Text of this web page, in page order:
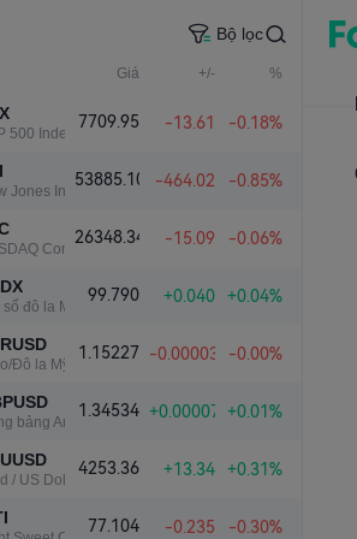
Bộ lọc
Giá +/- %
500 Index
7709.95 -13.61 -0.18%
Jones Industrial Average
53885.10 -464.02 -0.85%
Composite Index
26348.34 -15.09 -0.06%
đô la Mỹ
99.790 +0.040 +0.04%
Đô la Mỹ
1.15227 -0.00003 -0.00%
bảng Anh/Đô la Mỹ
1.34534 +0.00007 +0.01%
/ US Dollar
4253.36 +13.34 +0.31%
77.104 -0.235 -0.30%